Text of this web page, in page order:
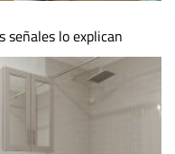
señales lo explican